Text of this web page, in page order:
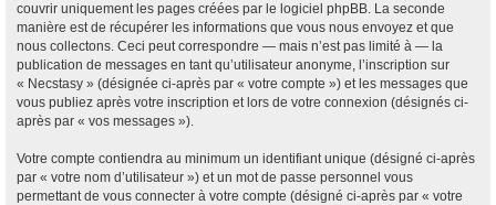
couvrir uniquement les pages créées par le logiciel phpBB. La seconde
manière est de récupérer les informations que vous nous envoyez et que
nous collectons. Ceci peut correspondre — mais n’est pas limité à — la
publication de messages en tant qu’utilisateur anonyme, l’inscription sur
« Necstasy » (désignée ci-après par « votre compte ») et les messages que
vous publiez après votre inscription et lors de votre connexion (désignés ci-
après par « vos messages »).
Votre compte contiendra au minimum un identifiant unique (désigné ci-après
par « votre nom d’utilisateur ») et un mot de passe personnel vous
permettant de vous connecter à votre compte (désigné ci-après par « votre